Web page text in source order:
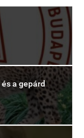
a gepárd